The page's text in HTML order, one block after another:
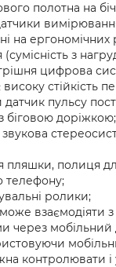
полотна на
на ергономічних
(сумісність з
цифрова
високу стійкість
пульсу
біговою доріжкою;
пляшки, полиця
телефону;
ролики;
взаємодіяти
через мобільний
контролювати і